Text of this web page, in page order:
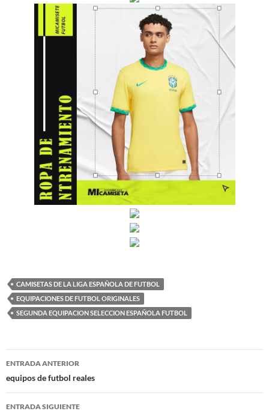
CAMISETAS DE LA LIGA ESPAÑOLA DE FUTBOL
EQUIPACIONES DE FUTBOL ORIGINALES
SEGUNDA EQUIPACION SELECCION ESPAÑOLA FUTBOL
Navegación
de
entradas
ENTRADA ANTERIOR
equipos de futbol reales
ENTRADA SIGUIENTE